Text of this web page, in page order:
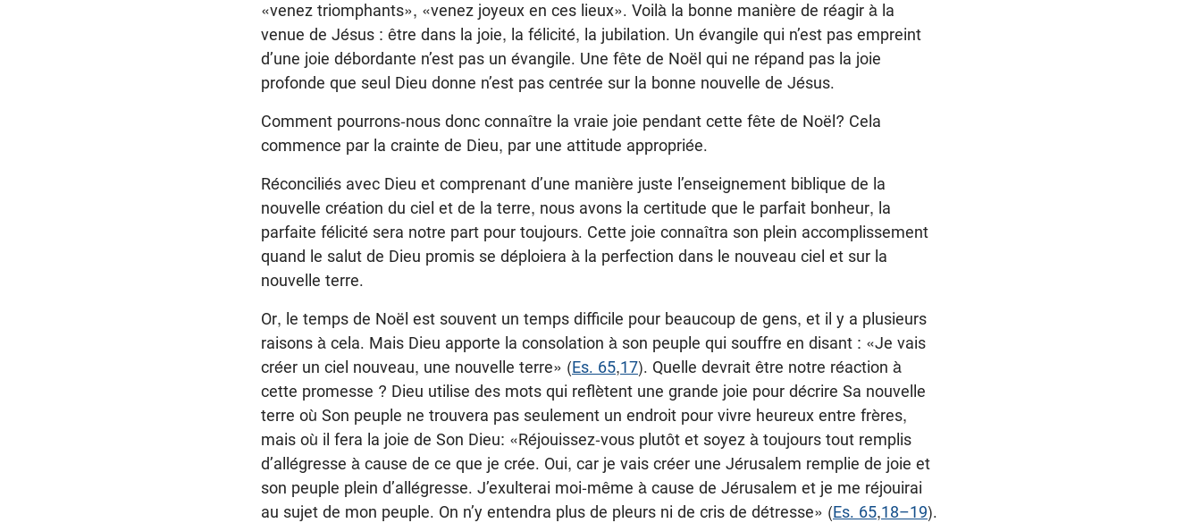
«venez triomphants», «venez joyeux en ces lieux». Voilà la bonne manière de réagir à la
venue de Jésus : être dans la joie, la félicité, la jubilation. Un évangile qui n’est pas empreint
d’une joie débordante n’est pas un évangile. Une fête de Noël qui ne répand pas la joie
profonde que seul Dieu donne n’est pas centrée sur la bonne nouvelle de Jésus.
Comment pourrons-nous donc connaître la vraie joie pendant cette fête de Noël? Cela
commence par la crainte de Dieu, par une attitude appropriée.
Réconciliés avec Dieu et comprenant d’une manière juste l’enseignement biblique de la
nouvelle création du ciel et de la terre, nous avons la certitude que le parfait bonheur, la
parfaite félicité sera notre part pour toujours. Cette joie connaîtra son plein accomplissement
quand le salut de Dieu promis se déploiera à la perfection dans le nouveau ciel et sur la
nouvelle terre.
Or, le temps de Noël est souvent un temps difficile pour beaucoup de gens, et il y a plusieurs
raisons à cela. Mais Dieu apporte la consolation à son peuple qui souffre en disant : «Je vais
créer un ciel nouveau, une nouvelle terre» (Es. 65,17). Quelle devrait être notre réaction à
cette promesse ? Dieu utilise des mots qui reflètent une grande joie pour décrire Sa nouvelle
terre où Son peuple ne trouvera pas seulement un endroit pour vivre heureux entre frères,
mais où il fera la joie de Son Dieu: «Réjouissez-vous plutôt et soyez à toujours tout remplis
d’allégresse à cause de ce que je crée. Oui, car je vais créer une Jérusalem remplie de joie et
son peuple plein d’allégresse. J’exulterai moi-même à cause de Jérusalem et je me réjouirai
au sujet de mon peuple. On n’y entendra plus de pleurs ni de cris de détresse» (Es. 65,18–19).